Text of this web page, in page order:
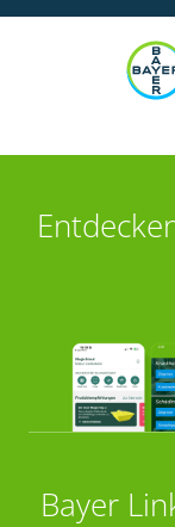
Bayer